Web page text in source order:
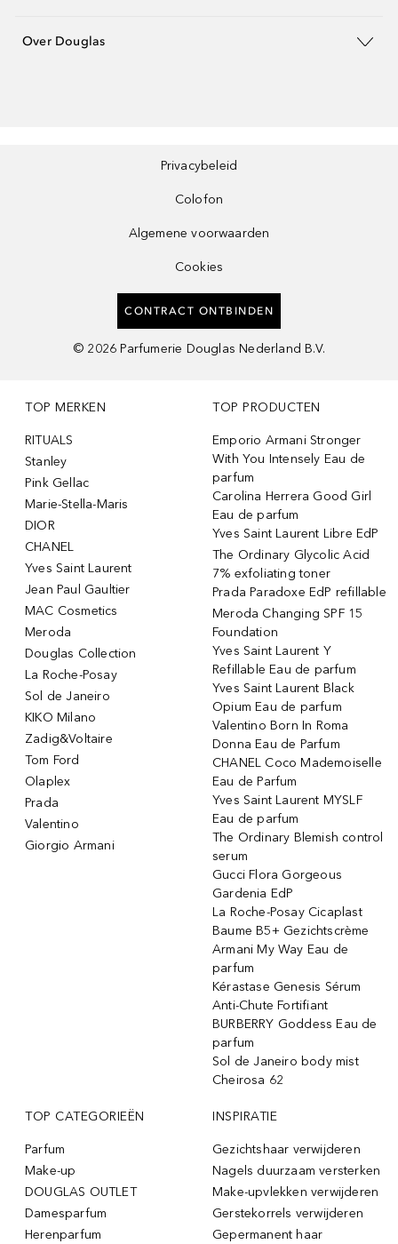
Over Douglas
Privacybeleid
Colofon
Algemene voorwaarden
Cookies
CONTRACT ONTBINDEN
© 2026 Parfumerie Douglas Nederland B.V.
TOP MERKEN
RITUALS
Stanley
Pink Gellac
Marie-Stella-Maris
DIOR
CHANEL
Yves Saint Laurent
Jean Paul Gaultier
MAC Cosmetics
Meroda
Douglas Collection
La Roche-Posay
Sol de Janeiro
KIKO Milano
Zadig&Voltaire
Tom Ford
Olaplex
Prada
Valentino
Giorgio Armani
TOP PRODUCTEN
Emporio Armani Stronger
With You Intensely Eau de
parfum
Carolina Herrera Good Girl
Eau de parfum
Yves Saint Laurent Libre EdP
The Ordinary Glycolic Acid
7% exfoliating toner
Prada Paradoxe EdP refillable
Meroda Changing SPF 15
Foundation
Yves Saint Laurent Y
Refillable Eau de parfum
Yves Saint Laurent Black
Opium Eau de parfum
Valentino Born In Roma
Donna Eau de Parfum
CHANEL Coco Mademoiselle
Eau de Parfum
Yves Saint Laurent MYSLF
Eau de parfum
The Ordinary Blemish control
serum
Gucci Flora Gorgeous
Gardenia EdP
La Roche-Posay Cicaplast
Baume B5+ Gezichtscrème
Armani My Way Eau de
parfum
Kérastase Genesis Sérum
Anti-Chute Fortifiant
BURBERRY Goddess Eau de
parfum
Sol de Janeiro body mist
Cheirosa 62
TOP CATEGORIEËN
Parfum
Make-up
DOUGLAS OUTLET
Damesparfum
Herenparfum
INSPIRATIE
Gezichtshaar verwijderen
Nagels duurzaam versterken
Make-upvlekken verwijderen
Gerstekorrels verwijderen
Gepermanent haar